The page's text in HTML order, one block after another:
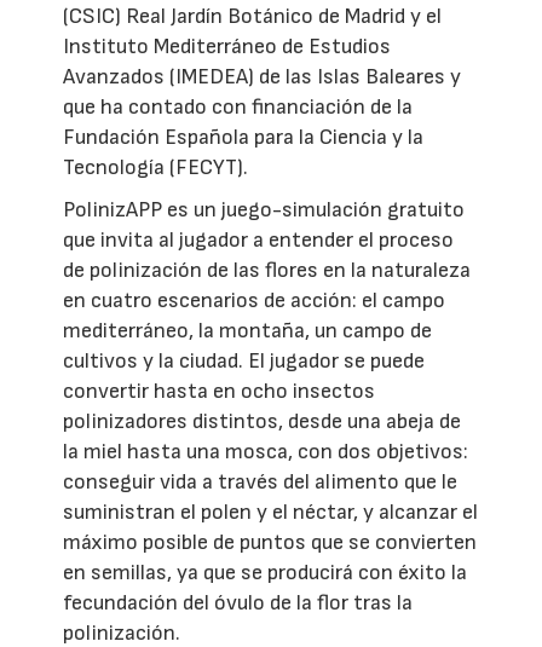
(CSIC) Real Jardín Botánico de Madrid y el
Instituto Mediterráneo de Estudios
Avanzados (IMEDEA) de las Islas Baleares y
que ha contado con financiación de la
Fundación Española para la Ciencia y la
Tecnología (FECYT).
PolinizAPP es un juego-simulación gratuito
que invita al jugador a entender el proceso
de polinización de las flores en la naturaleza
en cuatro escenarios de acción: el campo
mediterráneo, la montaña, un campo de
cultivos y la ciudad. El jugador se puede
convertir hasta en ocho insectos
polinizadores distintos, desde una abeja de
la miel hasta una mosca, con dos objetivos:
conseguir vida a través del alimento que le
suministran el polen y el néctar, y alcanzar el
máximo posible de puntos que se convierten
en semillas, ya que se producirá con éxito la
fecundación del óvulo de la flor tras la
polinización.